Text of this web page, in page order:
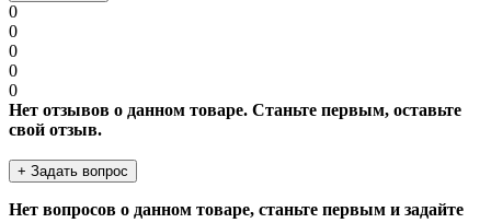
0
0
0
0
0
Нет отзывов о данном товаре. Станьте первым, оставьте
свой отзыв.
+ Задать вопрос
Нет вопросов о данном товаре, станьте первым и задайте